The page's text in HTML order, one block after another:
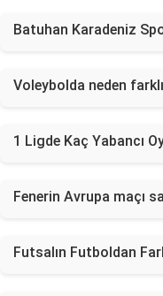
Batuhan Karadeniz
Voleybolda neden
1 Ligde Kaç Yabancı
Fenerin Avrupa maçı
Futsalın Futboldan